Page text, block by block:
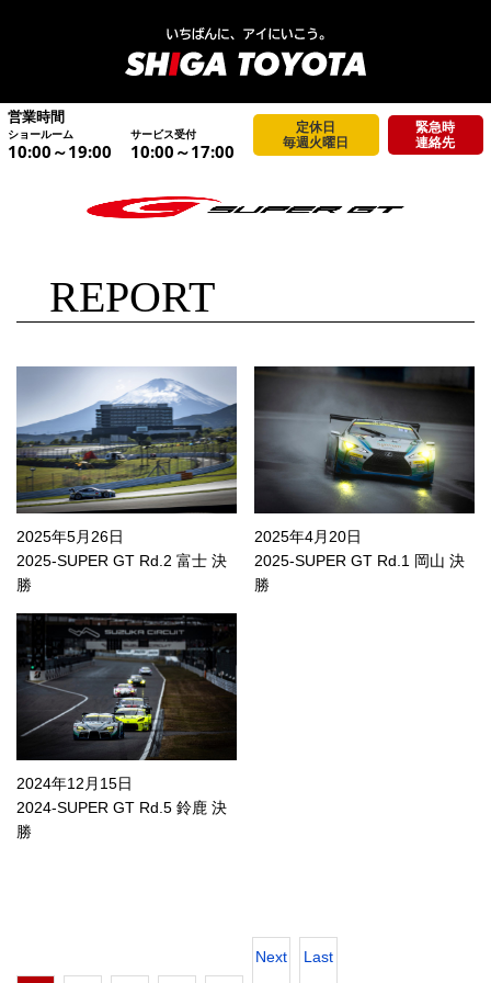
営業時間
ショールーム
10:00～19:00
サービス受付
10:00～17:00
定休日
毎週火曜日
緊急時
連絡先
REPORT
2025年5月26日
2025-SUPER GT Rd.2 富士 決
勝
2025年4月20日
2025-SUPER GT Rd.1 岡山 決
勝
2024年12月15日
2024-SUPER GT Rd.5 鈴鹿 決
勝
Next Last